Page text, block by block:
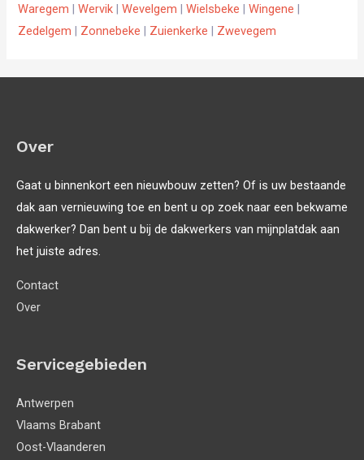
Waregem |Wervik |Wevelgem |Wielsbeke |Wingene |
Zedelgem | Zonnebeke | Zuienkerke | Zwevegem
Over
Gaat u binnenkort een nieuwbouw zetten? Of is uw bestaande
dak aan vernieuwing toe en bent u op zoek naar een bekwame
dakwerker? Dan bent u bij de dakwerkers van mijnplatdak aan
het juiste adres.
Contact
Over
Servicegebieden
Antwerpen
Vlaams Brabant
Oost-Vlaanderen